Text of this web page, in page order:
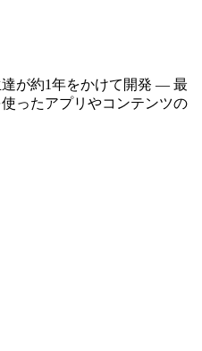
が約1年をかけて開発 — 最
ったアプリやコンテンツの